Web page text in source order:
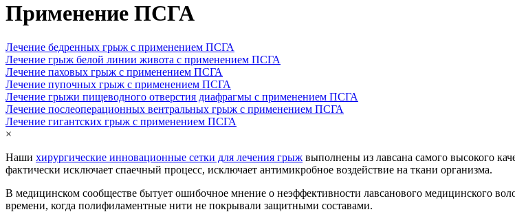
Применение ПСГА
Лечение бедренных грыж с применением ПСГА
Лечение грыж белой линии живота с применением ПСГА
Лечение паховых грыж с применением ПСГА
Лечение пупочных грыж с применением ПСГА
Лечение грыжи пищеводного отверстия диафрагмы с применением ПСГА
Лечение послеоперационных вентральных грыж с применением ПСГА
Лечение гигантских грыж с применением ПСГА
×
Наши хирургические инновационные сетки для лечения грыж выполнены из лавсана самого высокого
фактически исключает спаечный процесс, исключает антимикробное воздействие на ткани организма.
В медицинском сообществе бытует ошибочное мнение о неэффективности лавсанового медицинского
времени, когда полифиламентные нити не покрывали защитными составами.